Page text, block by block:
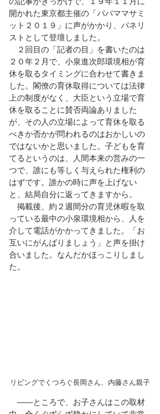
開かれた東京都主催の「パパママサミ
ット２０１９」に声がかかり、パネリ
ストとして登壇しました。
２回目の「記者の目」を書いたのは
２０年２月で、小泉進次郎環境相が育
休を取るタイミングに合わせて書きま
した。閣僚の育休取得については法律
上の制度がなく、大臣という立場で育
休を取ることに賛否両論ありました
が、その人の立場によって育休を取る
べきか否かが問われるのはおかしいの
ではないかと思いました。子どもを育
てるというのは、人間本来の営みの一
つで、誰にも等しく与えられた権利の
はずです。誰かの時に声を上げない
と、結局自分に返ってきますから。
掲載後、約２週間分の育児休暇を取
っている最中の小泉環境相から、人を
介して電話がかかってきました。「お
互いにがんばりましょう」と声を掛け
合いました。なんだかほっこりしまし
た。
リビングでくつろぐ長岡さん、内藤さん親子
――ところで、お子さんはこの取材